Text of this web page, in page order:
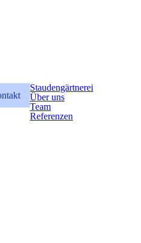
Staudengärtnerei
Über uns
Team
Referenzen